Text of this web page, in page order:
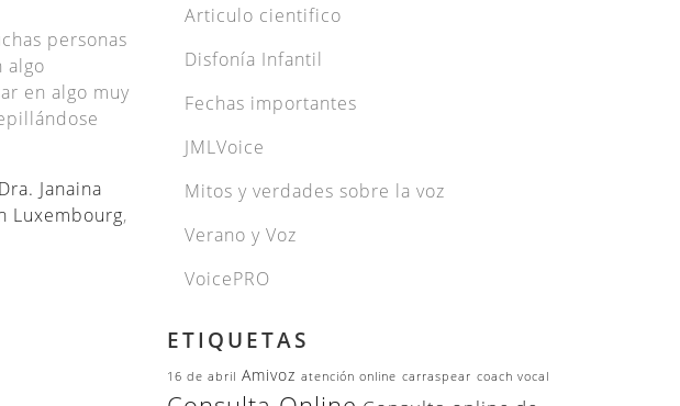
personas
algo
en algo muy
Dra. Janaina
Luxembourg,
Articulo cientifico
Disfonía Infantil
Fechas importantes
JMLVoice
Mitos y verdades sobre la voz
Verano y Voz
VoicePRO
ETIQUETAS
16 de abril Amivoz atención online carraspear coach vocal